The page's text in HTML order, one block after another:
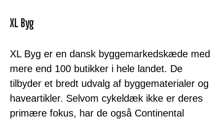
XL Byg
XL Byg er en dansk byggemarkedskæde med
mere end 100 butikker i hele landet. De
tilbyder et bredt udvalg af byggematerialer og
haveartikler. Selvom cykeldæk ikke er deres
primære fokus, har de også Continental